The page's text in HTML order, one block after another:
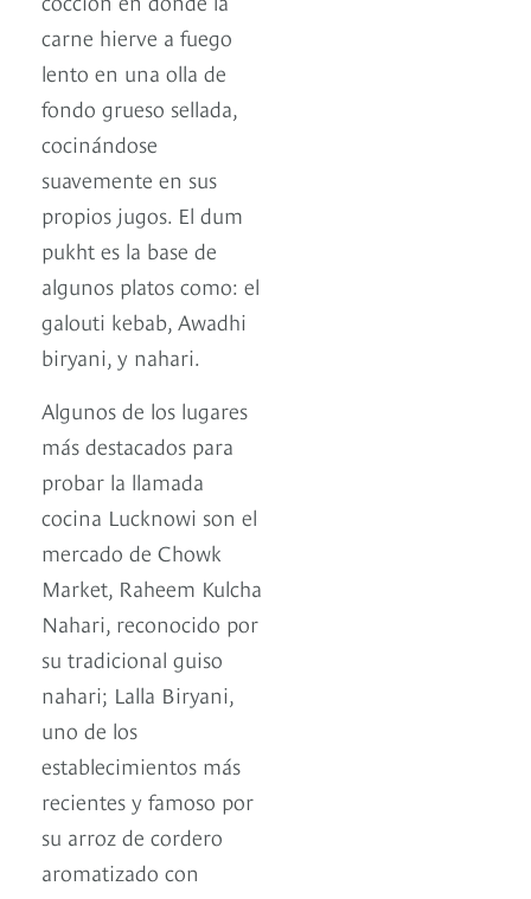
carne hierve a fuego
lento en una olla de
fondo grueso sellada,
cocinándose
suavemente en sus
propios jugos. El dum
pukht es la base de
algunos platos como: el
galouti kebab, Awadhi
biryani, y nahari.
Algunos de los lugares
más destacados para
probar la llamada
cocina Lucknowi son el
mercado de Chowk
Market, Raheem Kulcha
Nahari, reconocido por
su tradicional guiso
nahari; Lalla Biryani,
uno de los
establecimientos más
recientes y famoso por
su arroz de cordero
aromatizado con